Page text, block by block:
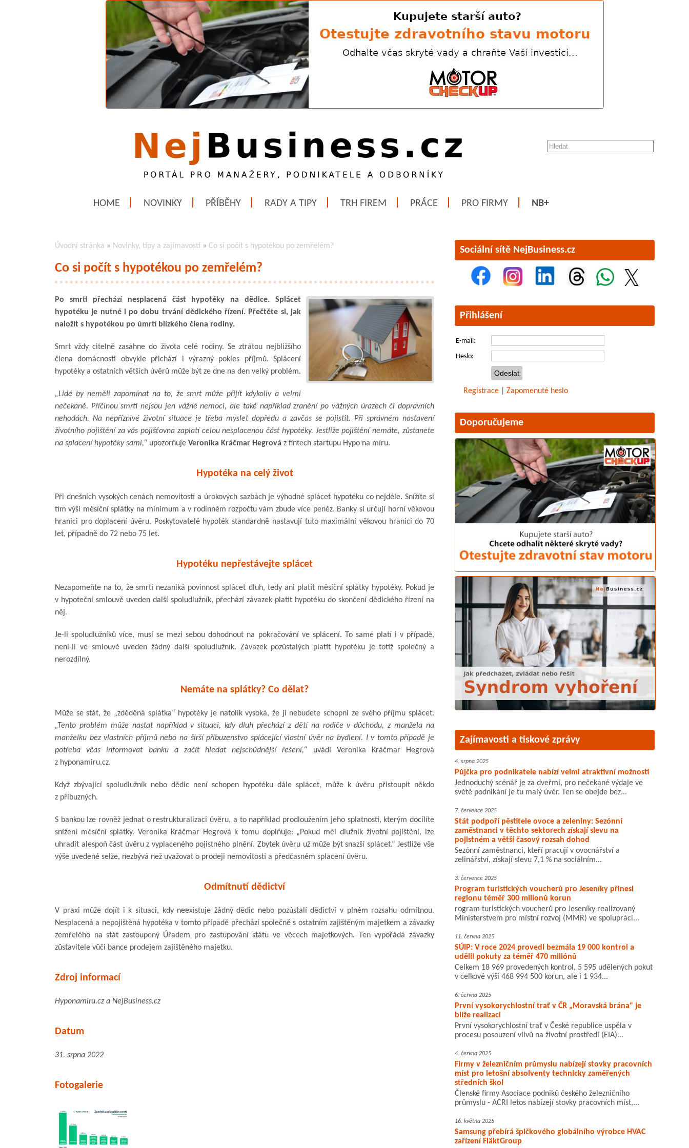
HOME NOVINKY PŘÍBĚHY RADY A TIPY TRH FIREM PRÁCE PRO FIRMY NB+
Úvodní stránka » Novinky, tipy a zajímavosti » Co si počít s hypotékou po zemřelém?
Co si počít s hypotékou po zemřelém?
Po smrti přechází nesplacená část hypotéky na dědice. Splácet
hypotéku je nutné i po dobu trvání dědického řízení. Přečtěte si, jak
naložit s hypotékou po úmrtí blízkého člena rodiny.
Smrt vždy citelně zasáhne do života celé rodiny. Se ztrátou nejbližšího
člena domácnosti obvykle přichází i výrazný pokles příjmů. Splácení
hypotéky a ostatních větších úvěrů může být ze dne na den velký problém.
„Lidé by neměli zapomínat na to, že smrt může přijít kdykoliv a velmi
nečekaně. Příčinou smrti nejsou jen vážné nemoci, ale také například zranění po vážných úrazech či dopravních
nehodách. Na nepříznivé životní situace je třeba myslet dopředu a zavčas se pojistit. Při správném nastavení
životního pojištění za vás pojišťovna zaplatí celou nesplacenou část hypotéky. Jestliže pojištění nemáte, zůstanete
na splacení hypotéky sami,“ upozorňuje Veronika Kráčmar Hegrová z fintech startupu Hypo na míru.
Hypotéka na celý život
Při dnešních vysokých cenách nemovitostí a úrokových sazbách je výhodné splácet hypotéku co nejdéle. Snížíte si
tím výši měsíční splátky na minimum a v rodinném rozpočtu vám zbude více peněz. Banky si určují horní věkovou
hranici pro doplacení úvěru. Poskytovatelé hypoték standardně nastavují tuto maximální věkovou hranici do 70
let, případně do 72 nebo 75 let.
Hypotéku nepřestávejte splácet
Nezapomeňte na to, že smrtí nezaniká povinnost splácet dluh, tedy ani platit měsíční splátky hypotéky. Pokud je
v hypoteční smlouvě uveden další spoludlužník, přechází závazek platit hypotéku do skončení dědického řízení na
něj.
Je-li spoludlužníků více, musí se mezi sebou dohodnout na pokračování ve splácení. To samé platí i v případě,
není-li ve smlouvě uveden žádný další spoludlužník. Závazek pozůstalých platit hypotéku je totiž společný a
nerozdílný.
Nemáte na splátky? Co dělat?
Může se stát, že „zděděná splátka“ hypotéky je natolik vysoká, že ji nebudete schopni ze svého příjmu splácet.
„Tento problém může nastat například v situaci, kdy dluh přechází z dětí na rodiče v důchodu, z manžela na
manželku bez vlastních příjmů nebo na širší příbuzenstvo splácející vlastní úvěr na bydlení. I v tomto případě je
potřeba včas informovat banku a začít hledat nejschůdnější řešení,“ uvádí Veronika Kráčmar Hegrová
z hyponamiru.cz.
Když zbývající spoludlužník nebo dědic není schopen hypotéku dále splácet, může k úvěru přistoupit někdo
z příbuzných.
S bankou lze rovněž jednat o restrukturalizaci úvěru, a to například prodloužením jeho splatnosti, kterým docílíte
snížení měsíční splátky. Veronika Kráčmar Hegrová k tomu doplňuje: „Pokud měl dlužník životní pojištění, lze
uhradit alespoň část úvěru z vyplaceného pojistného plnění. Zbytek úvěru už může být snazší splácet.“ Jestliže vše
výše uvedené selže, nezbývá než uvažovat o prodeji nemovitosti a předčasném splacení úvěru.
Odmítnutí dědictví
V praxi může dojít i k situaci, kdy neexistuje žádný dědic nebo pozůstalí dědictví v plném rozsahu odmítnou.
Nesplacená a nepojištěná hypotéka v tomto případě přechází společně s ostatním zajištěným majetkem a závazky
zemřelého na stát zastoupený Úřadem pro zastupování státu ve věcech majetkových. Ten vypořádá závazky
zůstavitele vůči bance prodejem zajištěného majetku.
Zdroj informací
Hyponamiru.cz a NejBusiness.cz
Datum
31. srpna 2022
Fotogalerie
Sociální sítě NejBusiness.cz
Přihlášení
E-mail:
Heslo:
Registrace Zapomenuté heslo
Doporučujeme
Zajímavosti a tiskové zprávy
4. srpna 2025
Půjčka pro podnikatele nabízí velmi atraktivní možnosti
Jednoduchý scénář je za dveřmi, pro nečekané výdaje ve
světě podnikání je tu malý úvěr. Ten se obejde bez...
7. července 2025
Stát podpoří pěstitele ovoce a zeleniny: Sezónní
zaměstnanci v těchto sektorech získají slevu na
pojistném a větší časový rozsah dohod
Sezónní zaměstnanci, kteří pracují v ovocnářství a
zelinářství, získají slevu 7,1 % na sociálním...
3. července 2025
Program turistických voucherů pro Jeseníky přinesl
regionu téměř 300 milionů korun
rogram turistických voucherů pro Jeseníky realizovaný
Ministerstvem pro místní rozvoj (MMR) ve spolupráci...
11. června 2025
SÚIP: V roce 2024 provedl bezmála 19 000 kontrol a
udělil pokuty za téměř 470 miliónů
Celkem 18 969 provedených kontrol, 5 595 udělených pokut
v celkové výši 468 994 500 korun, ale i 1 934...
6. června 2025
První vysokorychlostní trať v ČR „Moravská brána“ je
blíže realizaci
První vysokorychlostní trať v České republice uspěla v
procesu posouzení vlivů na životní prostředí (EIA)...
4. června 2025
Firmy v železničním průmyslu nabízejí stovky pracovních
míst pro letošní absolventy technicky zaměřených
středních škol
Členské firmy Asociace podniků českého železničního
průmyslu - ACRI letos nabízejí stovky pracovních míst,...
16. května 2025
Samsung přebírá špičkového globálního výrobce HVAC
zařízení FläktGroup